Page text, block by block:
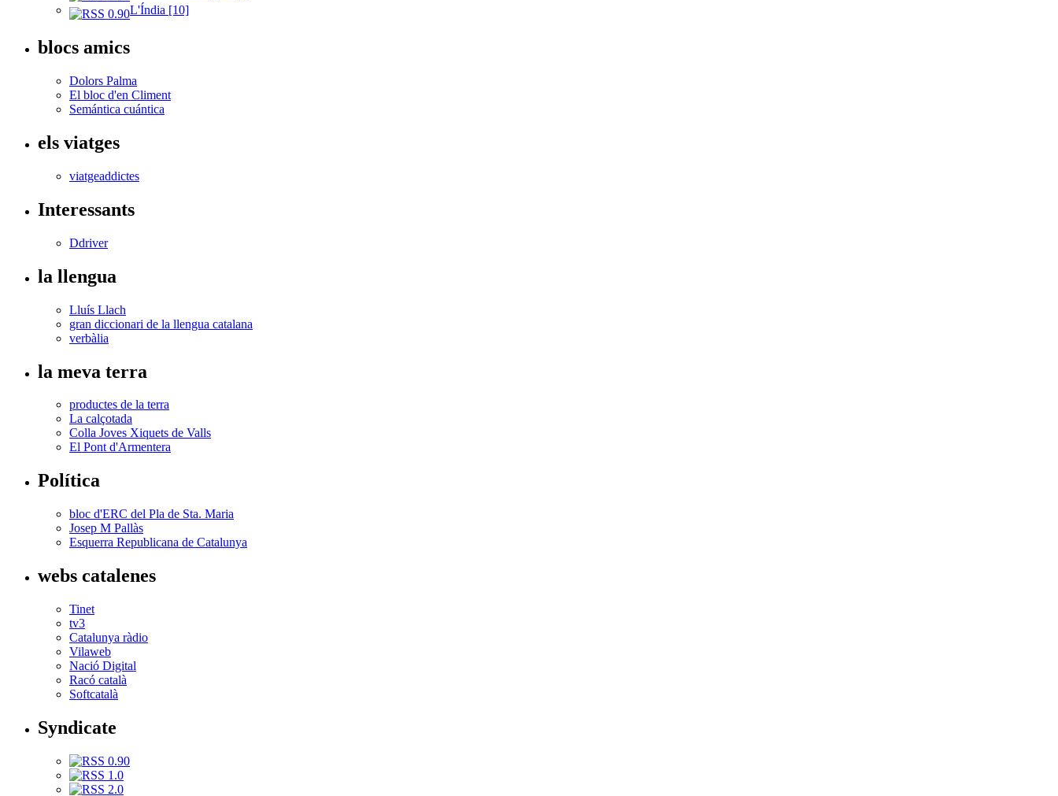
L'Índia [10]
blocs amics
Dolors Palma
El bloc d'en Climent
Semántica cuántica
els viatges
viatgeaddictes
Interessants
Ddriver
la llengua
Lluís Llach
gran diccionari de la llengua catalana
verbàlia
la meva terra
productes de la terra
La calçotada
Colla Joves Xiquets de Valls
El Pont d'Armentera
Política
bloc d'ERC del Pla de Sta. Maria
Josep M Pallàs
Esquerra Republicana de Catalunya
webs catalenes
Tinet
tv3
Catalunya ràdio
Vilaweb
Nació Digital
Racó català
Softcatalà
Syndicate